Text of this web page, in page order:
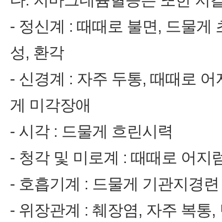
- 정신계 : 때때로 불면, 드물게
성, 환각
- 신경계 : 자주 두통, 때때로
게 미각장애
- 시각 : 드물게 흐린시력
- 청각 및 미로계 : 때때로 어지
- 호흡기계 : 드물게 기관지경련
- 위장관계 : 췌장염, 자주 복통